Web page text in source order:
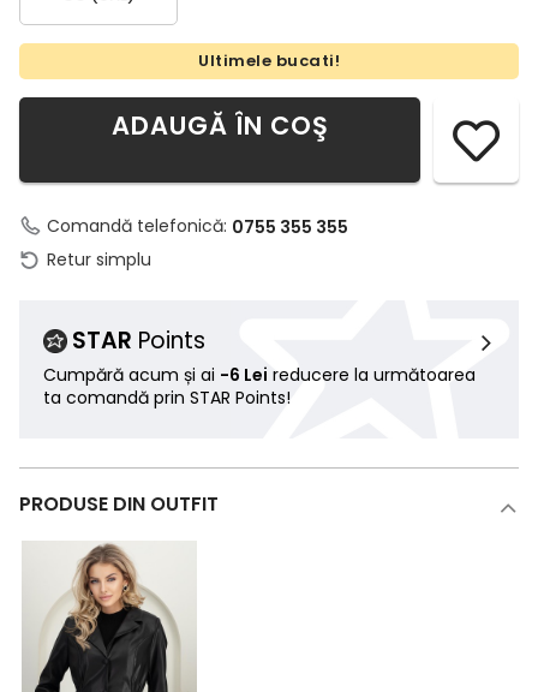
Ultimele bucati!
ADAUGĂ ÎN COŞ
Comandă telefonică: 0755 355 355
Retur simplu
STAR Points
Cumpără acum și ai -6 Lei reducere la următoarea
ta comandă prin STAR Points!
PRODUSE DIN OUTFIT